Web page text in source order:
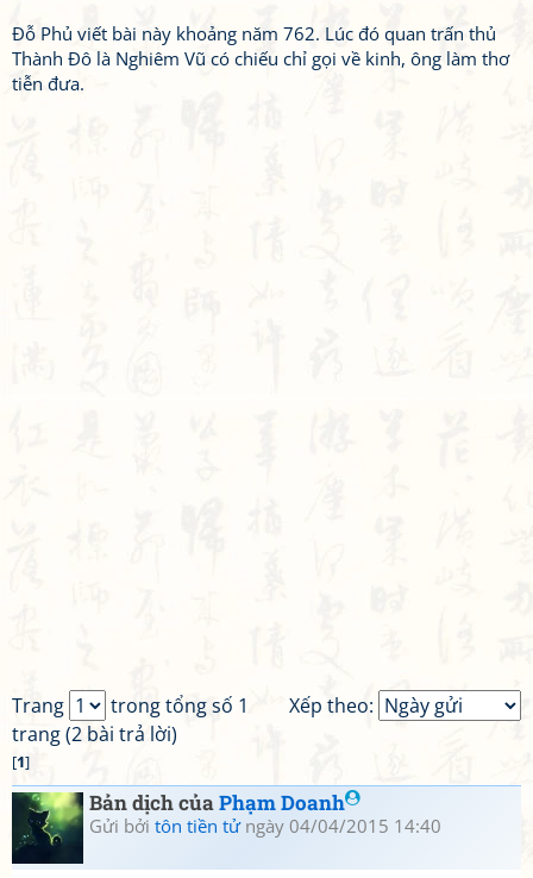
Đỗ Phủ viết bài này khoảng năm 762. Lúc đó quan trấn thủ
Thành Đô là Nghiêm Vũ có chiếu chỉ gọi về kinh, ông làm thơ
tiễn đưa.
Xếp theo:
Trang
trong tổng số 1
trang (2 bài trả lời)
[1]
Bản dịch củaPhạm Doanh
Gửi bởi tôn tiền tửngày 04/04/2015 14:40